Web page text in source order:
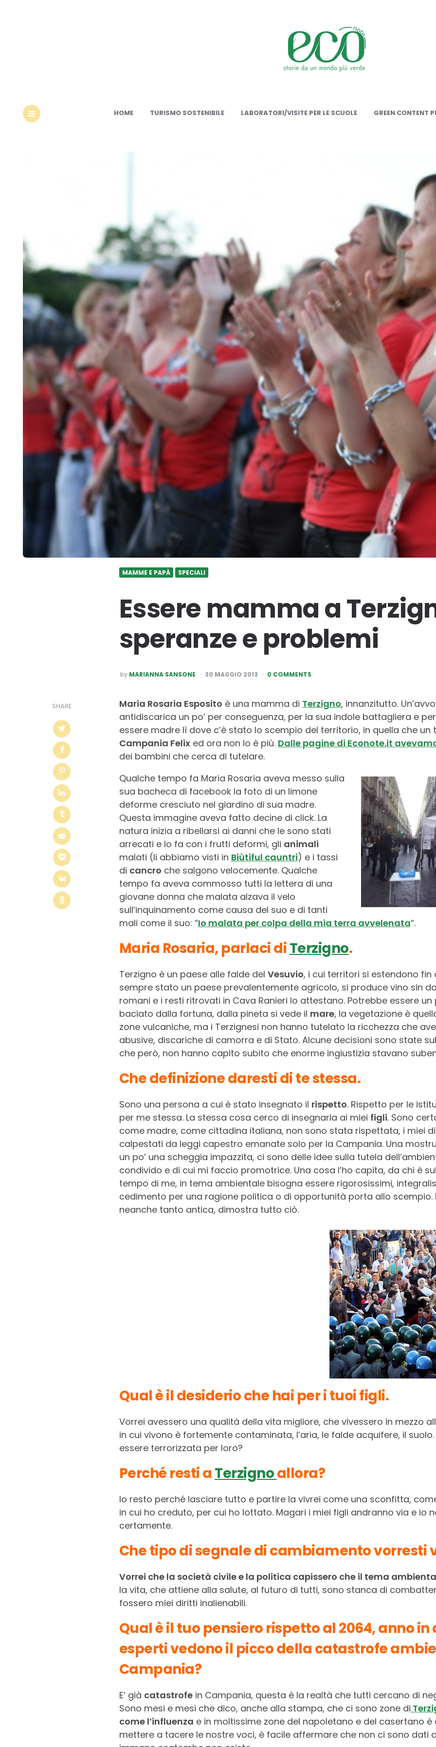
HOME TURISMO SOSTENIBILE LABORATORI/VISITE PER LE SCUOLE GREEN CONTENT
MAMME E PAPÀ SPECIALI
Essere mamma a
speranze e problemi
POSTED
BY
by MARIANNA SANSONE 30 MAGGIO 2013 0 COMMENTS
SHARE Maria Rosaria Esposito è una mamma di Terzigno, innanzitutto.
antidiscarica un po’ per conseguenza, per la sua indole battagliera e
essere madre lì dove c’è stato lo scempio del territorio, in quella che un
Campania Felixed ora non lo è più. Dalle pagine di Econote.it
dei bambini che cerca di tutelare.
Qualche tempo fa Maria Rosaria aveva messo sulla
sua bacheca di facebook la foto di un limone
deforme cresciuto nel giardino di sua madre.
Questa immagine aveva fatto decine di click. La
natura inizia a ribellarsi ai danni che le sono stati
arrecati e lo fa con i frutti deformi, gli animali
malati (li abbiamo visti in Biùtiful cauntri) e i tassi
di cancro che salgono velocemente. Qualche
tempo fa aveva commosso tutti la lettera di una
giovane donna che malata alzava il velo
sull’inquinamento come causa del suo e di tanti
mali come il suo: “Io malata per colpa della mia terra avvelenata“.
Maria Rosaria, parlaci diTerzigno.
Terzigno è un paese alle falde del Vesuvio, i cui territori si estendono fin
sempre stato un paese prevalentemente agricolo, si produce vino sin
romani e i resti ritrovati in Cava Ranieri lo attestano. Potrebbe essere
baciato dalla fortuna, dalla pineta si vede il mare, la vegetazione è
zone vulcaniche, ma i Terzignesi non hanno tutelato la ricchezza che
abusive, discariche di camorra e di Stato. Alcune decisioni sono state
che però, non hanno capito subito che enorme ingiustizia stavano
Che definizione daresti di te stessa.
Sono una persona a cui è stato insegnato il rispetto. Rispetto per le
per me stessa. La stessa cosa cerco di insegnarla ai miei figli. Sono
come madre, come cittadina italiana, non sono stata rispettata, i miei
calpestati da leggi capestro emanate solo per la Campania. Una
un po’ una scheggia impazzita, ci sono delle idee sulla tutela
condivido e di cui mi faccio promotrice. Una cosa l’ho capita, da chi è
tempo di me, in tema ambientale bisogna essere rigorosissimi,
cedimento per una ragione politica o di opportunità porta allo scempio.
neanche tanto antica, dimostra tutto ciò.
Qual è il desiderio che hai per i tuoi figli.
Vorrei avessero una qualità della vita migliore, che vivessero in mezzo
in cui vivono è fortemente contaminata, l’aria, le falde acquifere, il
essere terrorizzata per loro?
Perché resti a Terzignoallora?
Io resto perché lasciare tutto e partire la vivrei come una sconfitta,
in cui ho creduto, per cui ho lottato. Magari i miei figli andranno via e io
certamente.
Che tipo di segnale di cambiamento vorresti
Vorrei che la società civile e la politica capissero che il tema
la vita, che attiene alla salute, al futuro di tutti, sono stanca di
fossero miei diritti inalienabili.
Qual è il tuo pensiero rispetto al 2064, anno in
esperti vedono il picco della catastrofe
Campania?
E’ già catastrofein Campania, questa è la realtà che tutti cercano di
Sono mesi e mesi che dico, anche alla stampa, che ci sono zone di
come l’influenza e in moltissime zone del napoletano e del casertano
mettere a tacere le nostre voci, è facile affermare che non ci sono dati